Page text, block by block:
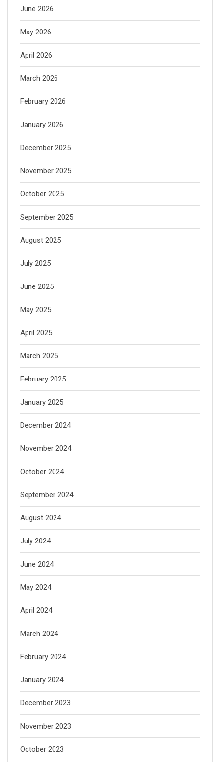
June 2026
May 2026
April 2026
March 2026
February 2026
January 2026
December 2025
November 2025
October 2025
September 2025
August 2025
July 2025
June 2025
May 2025
April 2025
March 2025
February 2025
January 2025
December 2024
November 2024
October 2024
September 2024
August 2024
July 2024
June 2024
May 2024
April 2024
March 2024
February 2024
January 2024
December 2023
November 2023
October 2023